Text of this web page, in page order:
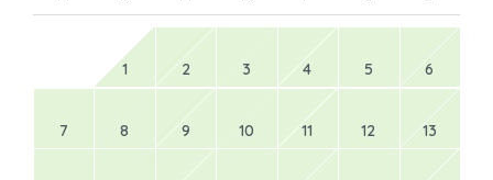
1 2 3 4 5 6
7 8 9 10 11 12 13